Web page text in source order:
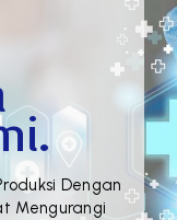
Dengan
Mengurangi